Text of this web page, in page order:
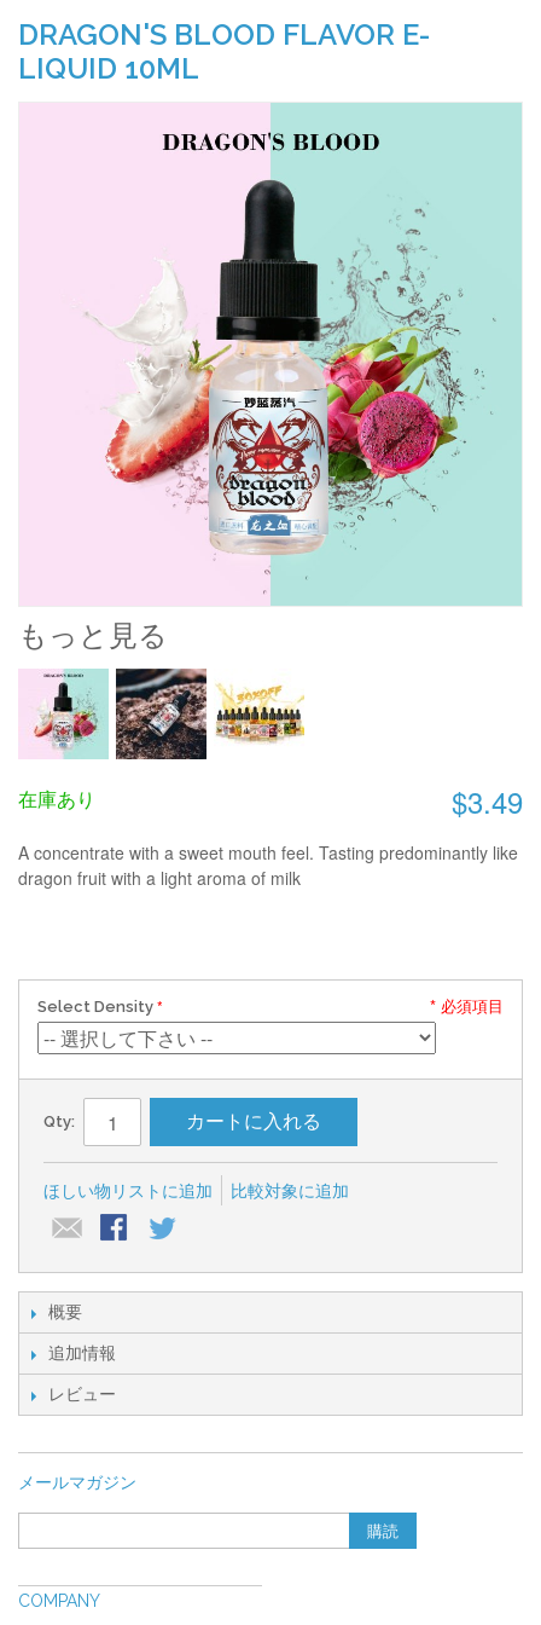
DRAGON'S BLOOD FLAVOR E-
LIQUID 10ML
もっと見る
$3.49
在庫あり
A concentrate with a sweet mouth feel. Tasting predominantly like
dragon fruit with a light aroma of milk
Select Density * 必須項目
Qty: カートに入れる
ほしい物リストに追加 比較対象に追加
概要
追加情報
レビュー
メールマガジン
購読
COMPANY